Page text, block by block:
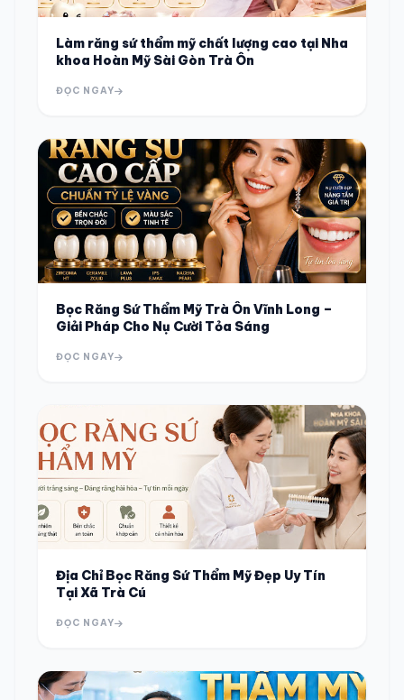
Làm răng sứ thẩm mỹ chất lượng cao tại Nha
khoa Hoàn Mỹ Sài Gòn Trà Ôn
ĐỌC NGAY
Bọc Răng Sứ Thẩm Mỹ Trà Ôn Vĩnh Long –
Giải Pháp Cho Nụ Cười Tỏa Sáng
ĐỌC NGAY
Địa Chỉ Bọc Răng Sứ Thẩm Mỹ Đẹp Uy Tín
Tại Xã Trà Cú
ĐỌC NGAY